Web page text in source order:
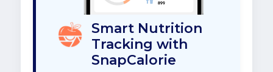
Smart Nutrition
Tracking with
SnapCalorie